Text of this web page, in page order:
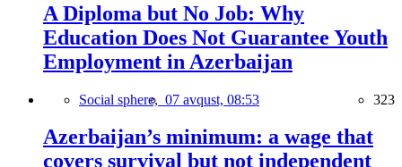
A Diploma but No Job: Why
Education Does Not Guarantee Youth
Employment in Azerbaijan
Social sphere, 07 avqust, 08:53 323
Azerbaijan’s minimum: a wage that
covers survival but not independent